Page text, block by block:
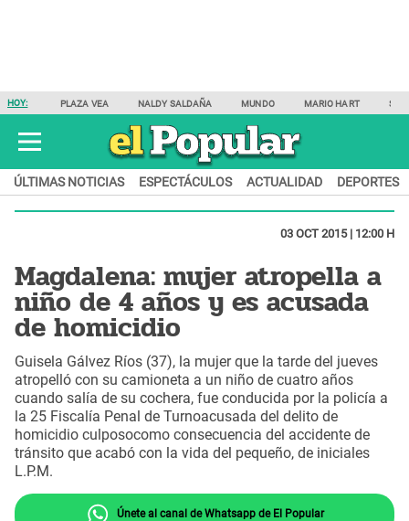
HOY: PLAZA VEA NALDY SALDAÑA MUNDO MARIO HART
ÚLTIMAS NOTICIAS ESPECTÁCULOS ACTUALIDAD DEPORTES
03 OCT 2015 | 12:00 H
Magdalena: mujer atropella a
niño de 4 años y es acusada
de homicidio
Guisela Gálvez Ríos (37), la mujer que la tarde del jueves
atropelló con su camioneta a un niño de cuatro años
cuando salía de su cochera, fue conducida por la policía a
la 25 Fiscalía Penal de Turnoacusada del delito de
homicidio culposocomo consecuencia del accidente de
tránsito que acabó con la vida del pequeño, de iniciales
L.P.M.
Únete al canal de Whatsapp de El Popular